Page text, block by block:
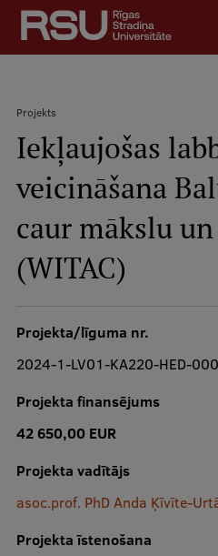
Pārlekt
galveno
saturu
Latviski
Meklēt
Mobile
augšējā
izvēlne
Skolēniem
Studentiem
Absolventiem
Darba devējiem
Kontakti
Mobile
galvenā
izvēlne
Pamatstudiju programmas
Atpakaļceļš
Projekts
Iekļaujošas
veicināšana
caur mākslu
(WITAC)
Projekta/līguma nr.
2024-1-LV01-KA220-HED-
Projekta finansējums
42 650,00 EUR
Projekta vadītājs
asoc.prof. PhD Anda Ķīvīte-
Projekta īstenošana